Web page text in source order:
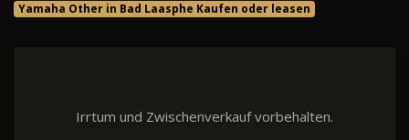
Yamaha Other in Bad Laasphe Kaufen oder leasen
Irrtum und Zwischenverkauf vorbehalten.